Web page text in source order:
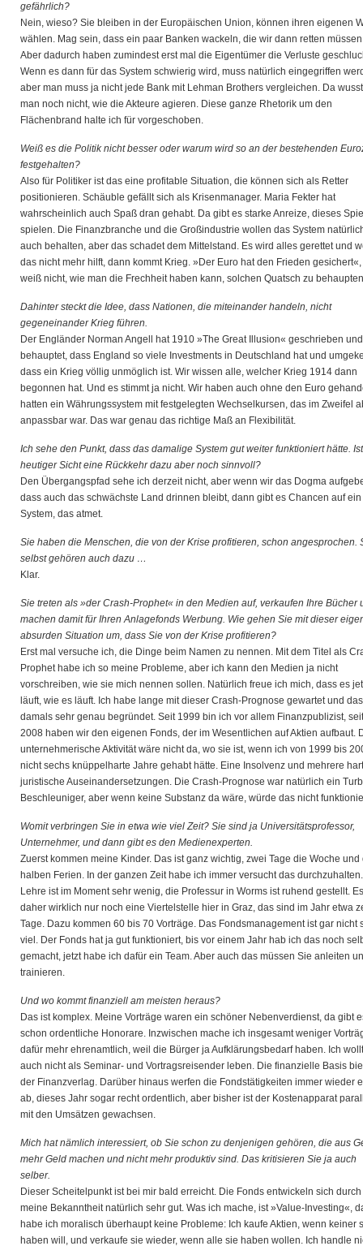
gefährlich?
Nein, wieso? Sie bleiben in der Europäischen Union, können ihren eigenen
wählen. Mag sein, dass ein paar Banken wackeln, die wir dann retten
Aber dadurch haben zumindest erst mal die Eigentümer die Verluste
Wenn es dann für das System schwierig wird, muss natürlich eingegriffen
aber man muss ja nicht jede Bank mit Lehman Brothers vergleichen. Da
man noch nicht, wie die Akteure agieren. Diese ganze Rhetorik um den
Flächenbrand halte ich für vorgeschoben.
Weiß es die Politik nicht besser oder warum wird so an der bestehenden
festgehalten?
Also für Politiker ist das eine profitable Situation, die können sich als Retter
positionieren. Schäuble gefällt sich als Krisenmanager. Maria Fekter hat
wahrscheinlich auch Spaß dran gehabt. Da gibt es starke Anreize, dieses
spielen. Die Finanzbranche und die Großindustrie wollen das System
auch behalten, aber das schadet dem Mittelstand. Es wird alles gerettet und
das nicht mehr hilft, dann kommt Krieg. »Der Euro hat den Frieden
weiß nicht, wie man die Frechheit haben kann, solchen Quatsch zu
Dahinter steckt die Idee, dass Nationen, die miteinander handeln, nicht
gegeneinander Krieg führen.
Der Engländer Norman Angell hat 1910 »The Great Illusion« geschrieben und
behauptet, dass England so viele Investments in Deutschland hat und
dass ein Krieg völlig unmöglich ist. Wir wissen alle, welcher Krieg 1914 dann
begonnen hat. Und es stimmt ja nicht. Wir haben auch ohne den Euro
hatten ein Währungssystem mit festgelegten Wechselkursen, das im Zweifel
anpassbar war. Das war genau das richtige Maß an Flexibilität.
Ich sehe den Punkt, dass das damalige System gut weiter funktioniert hätte.
heutiger Sicht eine Rückkehr dazu aber noch sinnvoll?
Den Übergangspfad sehe ich derzeit nicht, aber wenn wir das Dogma
dass auch das schwächste Land drinnen bleibt, dann gibt es Chancen auf ein
System, das atmet.
Sie haben die Menschen, die von der Krise profitieren, schon angesprochen.
selbst gehören auch dazu …
Klar.
Sie treten als »der Crash-Prophet« in den Medien auf, verkaufen Ihre Bücher
machen damit für Ihren Anlagefonds Werbung. Wie gehen Sie mit dieser
absurden Situation um, dass Sie von der Krise profitieren?
Erst mal versuche ich, die Dinge beim Namen zu nennen. Mit dem Titel als
Prophet habe ich so meine Probleme, aber ich kann den Medien ja nicht
vorschreiben, wie sie mich nennen sollen. Natürlich freue ich mich, dass es
läuft, wie es läuft. Ich habe lange mit dieser Crash-Prognose gewartet und das
damals sehr genau begründet. Seit 1999 bin ich vor allem Finanzpublizist, seit
2008 haben wir den eigenen Fonds, der im Wesentlichen auf Aktien aufbaut.
unternehmerische Aktivität wäre nicht da, wo sie ist, wenn ich von 1999 bis
nicht sechs knüppelharte Jahre gehabt hätte. Eine Insolvenz und mehrere
juristische Auseinandersetzungen. Die Crash-Prognose war natürlich ein
Beschleuniger, aber wenn keine Substanz da wäre, würde das nicht
Womit verbringen Sie in etwa wie viel Zeit? Sie sind ja Universitätsprofessor,
Unternehmer, und dann gibt es den Medienexperten.
Zuerst kommen meine Kinder. Das ist ganz wichtig, zwei Tage die Woche und
halben Ferien. In der ganzen Zeit habe ich immer versucht das
Lehre ist im Moment sehr wenig, die Professur in Worms ist ruhend gestellt.
daher wirklich nur noch eine Viertelstelle hier in Graz, das sind im Jahr etwa
Tage. Dazu kommen 60 bis 70 Vorträge. Das Fondsmanagement ist gar nicht
viel. Der Fonds hat ja gut funktioniert, bis vor einem Jahr hab ich das noch
gemacht, jetzt habe ich dafür ein Team. Aber auch das müssen Sie anleiten
trainieren.
Und wo kommt finanziell am meisten heraus?
Das ist komplex. Meine Vorträge waren ein schöner Nebenverdienst, da gibt
schon ordentliche Honorare. Inzwischen mache ich insgesamt weniger
dafür mehr ehrenamtlich, weil die Bürger ja Aufklärungsbedarf haben. Ich
auch nicht als Seminar- und Vortragsreisender leben. Die finanzielle Basis
der Finanzverlag. Darüber hinaus werfen die Fondstätigkeiten immer wieder
ab, dieses Jahr sogar recht ordentlich, aber bisher ist der Kostenapparat
mit den Umsätzen gewachsen.
Mich hat nämlich interessiert, ob Sie schon zu denjenigen gehören, die aus
mehr Geld machen und nicht mehr produktiv sind. Das kritisieren Sie ja auch
selber.
Dieser Scheitelpunkt ist bei mir bald erreicht. Die Fonds entwickeln sich durch
meine Bekanntheit natürlich sehr gut. Was ich mache, ist »Value-Investing«,
habe ich moralisch überhaupt keine Probleme: Ich kaufe Aktien, wenn keiner
haben will, und verkaufe sie wieder, wenn alle sie haben wollen. Ich handle